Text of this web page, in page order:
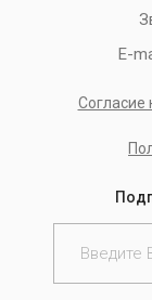
E-
Согласие